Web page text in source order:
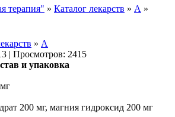
терапия" » Каталог лекарств » А »
» А
| Просмотров: 2415
и упаковка
200 мг, магния гидроксид 200 мг